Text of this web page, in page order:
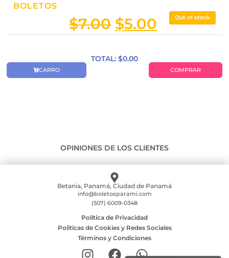
BOLETOS
$7.00 $5.00 Out of stock
TOTAL: $0.00
CARRO COMPRAR
OPINIONES DE LOS CLIENTES
Betania, Panamá, Ciudad de Panamá
info@boletosparami.com
(507) 6009-0348
Política de Privacidad
Políticas de Cookies y Redes Sociales
Términos y Condiciones